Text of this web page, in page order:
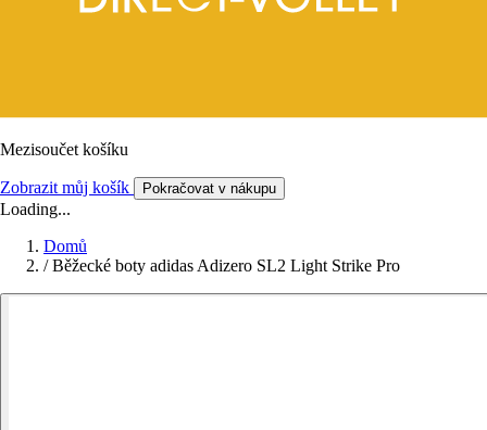
Mezisoučet košíku
Zobrazit můj košík Pokračovat v nákupu
Loading...
Domů
/ Běžecké boty adidas Adizero SL2 Light Strike Pro